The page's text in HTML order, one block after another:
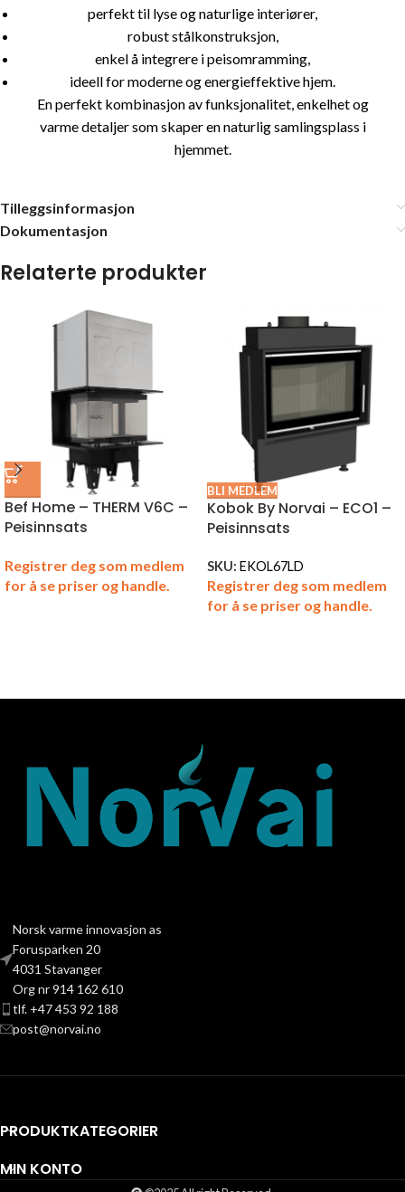
perfekt til lyse og naturlige interiører,
robust stålkonstruksjon,
enkel å integrere i peisomramming,
ideell for moderne og energieffektive hjem.
En perfekt kombinasjon av funksjonalitet, enkelhet og
varme detaljer som skaper en naturlig samlingsplass i
hjemmet.
Tilleggsinformasjon
Dokumentasjon
Relaterte produkter
Bef Home – THERM V6C –
Peisinnsats
Registrer deg som medlem
for å se priser og handle.
BLI MEDLEM
Kobok By Norvai – ECO1 –
Peisinnsats
SKU: EKOL67LD
Registrer deg som medlem
for å se priser og handle.
Norsk varme innovasjon as
Forusparken 20
4031 Stavanger
Org nr 914 162 610
tlf. +47 453 92 188
post@norvai.no
PRODUKTKATEGORIER
MIN KONTO